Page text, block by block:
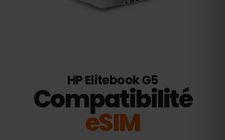
HP Elitebook G5
Compatibilité
eSIM